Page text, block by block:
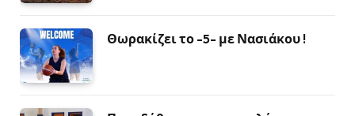
Θωρακίζει το -5- με Νασιάκου !